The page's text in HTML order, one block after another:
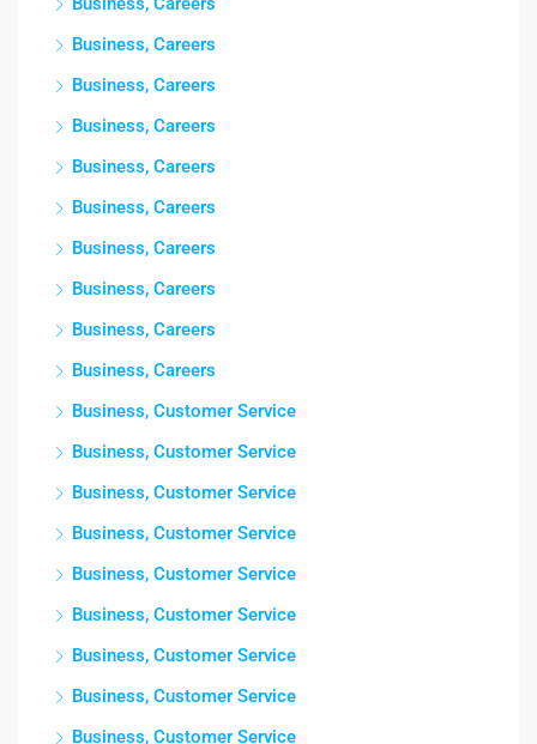
Business, Careers
Business, Careers
Business, Careers
Business, Careers
Business, Careers
Business, Careers
Business, Careers
Business, Careers
Business, Careers
Business, Customer Service
Business, Customer Service
Business, Customer Service
Business, Customer Service
Business, Customer Service
Business, Customer Service
Business, Customer Service
Business, Customer Service
Business, Customer Service